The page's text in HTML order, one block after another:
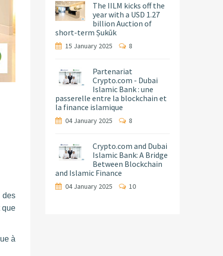
des
que
à
The IILM kicks off the
year with a USD 1.27
billion Auction of
short-term Ṣukūk
15 January 2025 8
Partenariat
Crypto.com - Dubai
Islamic Bank : une
passerelle entre la blockchain et
la finance islamique
04 January 2025 8
Crypto.com and Dubai
Islamic Bank: A Bridge
Between Blockchain
and Islamic Finance
04 January 2025 10